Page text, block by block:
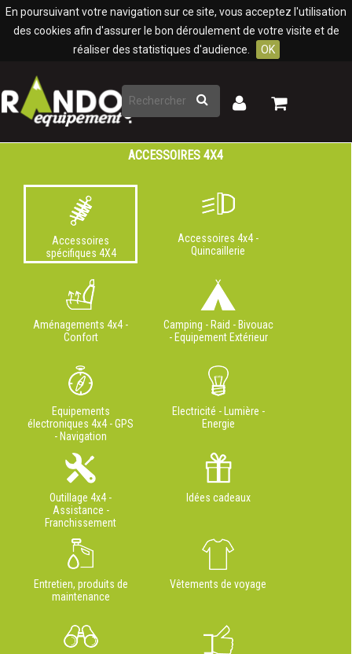
En poursuivant votre navigation sur ce site, vous acceptez l'utilisation
des cookies afin d'assurer le bon déroulement de votre visite et de
réaliser des statistiques d'audience.
OK
Rechercher
Mon
Mon
ACCESSOIRES 4X4
Accessoires
spécifiques 4X4
Accessoires 4x4 -
Quincaillerie
Aménagements 4x4 -
Confort
Camping - Raid - Bivouac
- Equipement Extérieur
Equipements
électroniques 4x4 - GPS
- Navigation
Electricité - Lumière -
Energie
Outillage 4x4 -
Assistance -
Franchissement
Idées cadeaux
Entretien, produits de
maintenance
Vêtements de voyage
Panneau de gestion des cookies